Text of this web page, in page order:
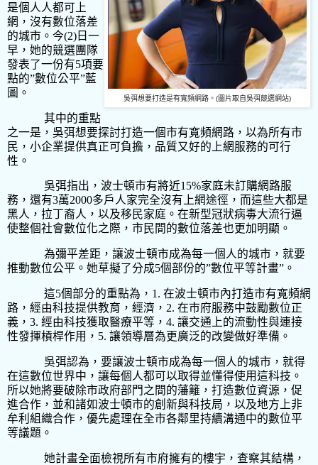
吳弭想要打造是有寬頻網路。(圖片取自吳弭競選網站)
是個人人都可上
網，沒有數位落差
的城市。今(2) 日一
早，她的競選團隊
發表了一份有5項要
點的”數位公平”藍
圖。
其中的重點
之一是，吳弭想要探討打造一個市有寬頻網路，以為所有市
民，小企業提供真正可負擔，品質又好的上網服務的可行
性。
吳弭指出，波士頓市有將近15%家庭未訂購網路服
務，還有3萬2000多戶人家完全沒有上網途徑，而這些大都是
黑人，拉丁裔人，以及移民家庭。在新型冠狀病毒大流行逼
使整個社會數位化之際，市民間的數位落差也更加明顯。
為彌平差距，讓波士頓市成為每一個人的城市，就要
推動數位公平。她草擬了分成5個部份的”數位平等計畫” 。
這5個部分的重點為， 1. 在波士頓市內打造市有寬頻網
路，經由科技提供教育，經濟， 2. 在市府服務中鼓勵數位正
義， 3. 經由科技獲取醫療平等， 4. 讓交通上的流動性與連接
性發揮槓桿作用， 5. 讓領導層為更廣泛的改變做好準備。
吳弭認為，要讓波士頓市成為每一個人的城市，就得
在這數位世界中，讓每個人都可以取得並懂得使用這科技。
所以她將要破除市政府部門之間的藩籬，打造數位資源，促
進合作，並和諸如波士頓市的創新與科技局，以及地方上非
牟利組織合作，優先處理在全市各鄰里持續溝通中的數位平
等議題。
她計畫全面檢視所有市府擁有的樓宇，查察其結構，